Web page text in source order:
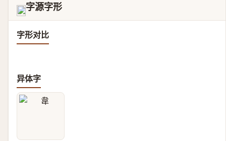
𡙝 字源字形
字形对比
异体字